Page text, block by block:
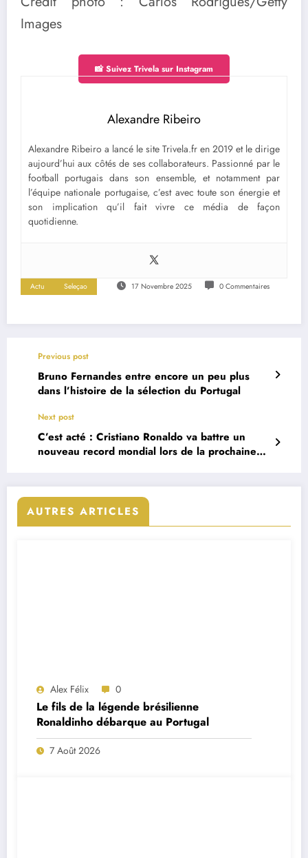
Images
📸 Suivez Trivela sur Instagram
Alexandre Ribeiro
Alexandre Ribeiro a lancé le site Trivela.fr en 2019 et le dirige
aujourd’hui aux côtés de ses collaborateurs. Passionné par le
football portugais dans son ensemble, et notamment par
l’équipe nationale portugaise, c’est avec toute son énergie et
son implication qu’il fait vivre ce média de façon
quotidienne.
Actu Seleçao 17 Novembre 2025 0 Commentaires
Previous post
Bruno Fernandes entre encore un peu plus
dans l’histoire de la sélection du Portugal
Next post
C’est acté : Cristiano Ronaldo va battre un
nouveau record mondial lors de la prochaine
AUTRES ARTICLES
Alex Félix 0
Le fils de la légende brésilienne
Ronaldinho débarque au Portugal
7 Août 2026